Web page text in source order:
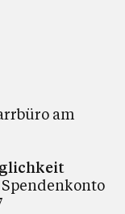
am